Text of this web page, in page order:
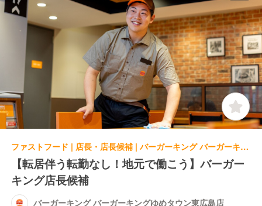
ファストフード | 店長・店長候補 | バーガーキング バーガーキングゆめタウン東広島店
【転居伴う転勤なし！地元で働こう】バーガー
キング店長候補
バーガーキング バーガーキングゆめタウン東広島店